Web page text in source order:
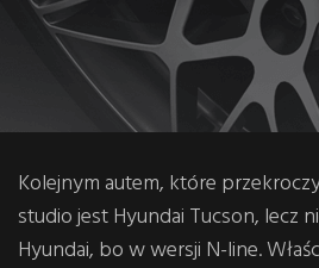
Kolejnym autem, które
studio jest Hyundai Tucson, lecz
Hyundai, bo w wersji N-line.